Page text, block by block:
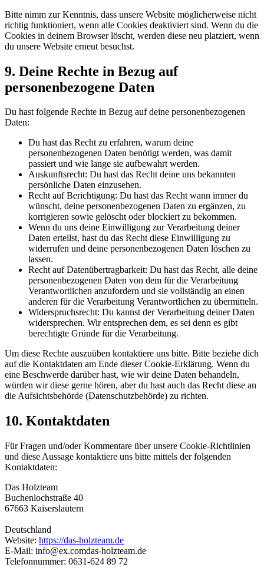
Bitte nimm zur Kenntnis, dass unsere Website möglicherweise nicht
richtig funktioniert, wenn alle Cookies deaktiviert sind. Wenn du die
Cookies in deinem Browser löscht, werden diese neu platziert, wenn
du unsere Website erneut besuchst.
9. Deine Rechte in Bezug auf
personenbezogene Daten
Du hast folgende Rechte in Bezug auf deine personenbezogenen
Daten:
Du hast das Recht zu erfahren, warum deine
personenbezogenen Daten benötigt werden, was damit
passiert und wie lange sie aufbewahrt werden.
Auskunftsrecht: Du hast das Recht deine uns bekannten
persönliche Daten einzusehen.
Recht auf Berichtigung: Du hast das Recht wann immer du
wünscht, deine personenbezogenen Daten zu ergänzen, zu
korrigieren sowie gelöscht oder blockiert zu bekommen.
Wenn du uns deine Einwilligung zur Verarbeitung deiner
Daten erteilst, hast du das Recht diese Einwilligung zu
widerrufen und deine personenbezogenen Daten löschen zu
lassen.
Recht auf Datenübertragbarkeit: Du hast das Recht, alle deine
personenbezogenen Daten von dem für die Verarbeitung
Verantwortlichen anzufordern und sie vollständig an einen
anderen für die Verarbeitung Verantwortlichen zu übermitteln.
Widerspruchsrecht: Du kannst der Verarbeitung deiner Daten
widersprechen. Wir entsprechen dem, es sei denn es gibt
berechtigte Gründe für die Verarbeitung.
Um diese Rechte auszuüben kontaktiere uns bitte. Bitte beziehe dich
auf die Kontaktdaten am Ende dieser Cookie-Erklärung. Wenn du
eine Beschwerde darüber hast, wie wir deine Daten behandeln,
würden wir diese gerne hören, aber du hast auch das Recht diese an
die Aufsichtsbehörde (Datenschutzbehörde) zu richten.
10. Kontaktdaten
Für Fragen und/oder Kommentare über unsere Cookie-Richtlinien
und diese Aussage kontaktiere uns bitte mittels der folgenden
Kontaktdaten:
Das Holzteam
Buchenlochstraße 40
67663 Kaiserslautern
Deutschland
Website: https://das-holzteam.de
E-Mail: info@ex.comdas-holzteam.de
Telefonnummer: 0631-624 89 72